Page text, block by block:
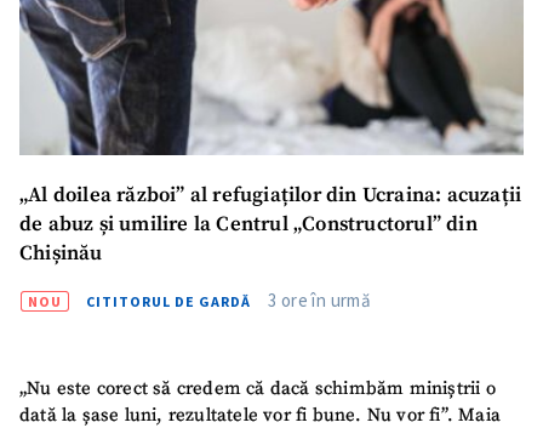
„Al doilea război” al refugiaților din Ucraina: acuzații
de abuz și umilire la Centrul „Constructorul” din
Chișinău
NOU CITITORUL DE GARDĂ 3 ore în urmă
„Nu este corect să credem că dacă schimbăm miniștrii o
dată la șase luni, rezultatele vor fi bune. Nu vor fi”. Maia